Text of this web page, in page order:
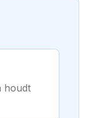
houdt